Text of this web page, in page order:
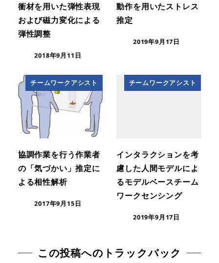
衝材を用いた弾性表現
および磁力変化による
弾性調整
2018年9月11日
動作を用いたストレス
推定
2019年9月17日
チームワークアシスト
協調作業を行う作業者
の「気づかい」推定に
よる相性解析
2017年9月15日
チームワークアシスト
インタラクションを考
慮した人間モデルによ
るモデルベースチーム
ワークセンシング
2019年9月17日
この投稿へのトラックバック